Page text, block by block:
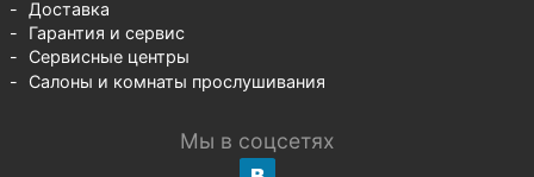
Доставка
Гарантия и сервис
Сервисные центры
Салоны и комнаты прослушивания
Мы в соцсетях